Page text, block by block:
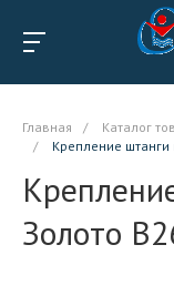
Главная / Каталог
/
Крепление штанги
Золото